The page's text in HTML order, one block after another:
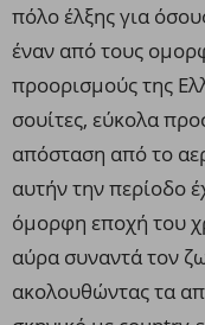
πόλο έλξης για
έναν από τους
προορισμούς της
σουίτες, εύκολα
απόσταση από το
αυτήν την περίοδο
όμορφη εποχή του
αύρα συναντά τον
ακολουθώντας τα